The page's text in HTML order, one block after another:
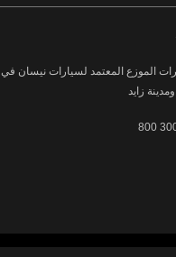
الموزع المعتمد لسيارات نيسان في
زايد